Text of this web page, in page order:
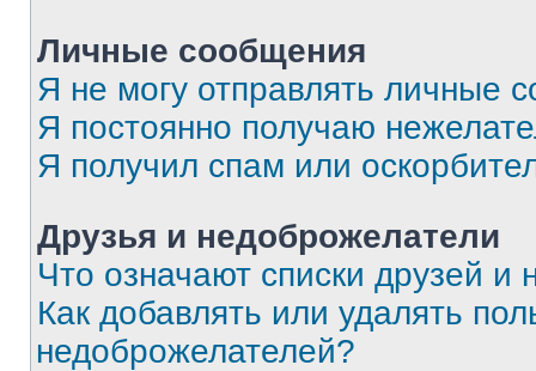
Личные сообщения
Я не могу отправлять личные
Я постоянно получаю
Я получил спам или
Друзья и недоброжелатели
Что означают списки друзей и
Как добавлять или удалять
недоброжелателей?